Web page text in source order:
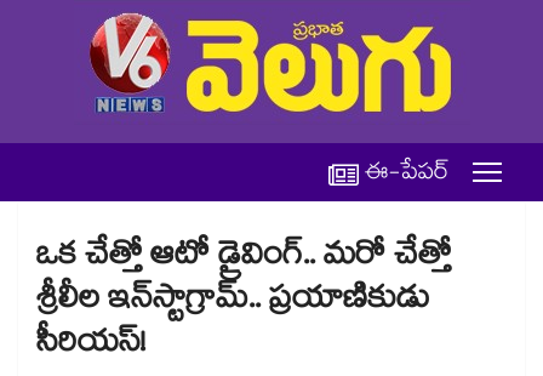
ఈ-పేపర్
ఒక చేత్తో ఆటో డ్రైవింగ్.. మరో చేత్తో
శ్రీలీల ఇన్‌స్టాగ్రామ్.. ప్రయాణికుడు
సీరియస్!